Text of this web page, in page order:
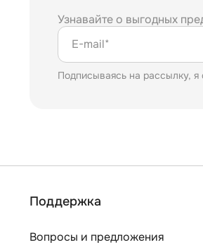
Узнавайте о выгодных
E-mail*
Подписываясь на рассылку,
Поддержка
Вопросы и предложения